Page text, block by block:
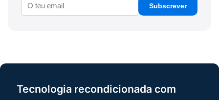
Subscrever
Tecnologia recondicionada com